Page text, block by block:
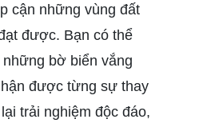
cận những vùng đất
được. Bạn có thể
bờ biển vắng
được từng sự thay
trải nghiệm độc đáo,